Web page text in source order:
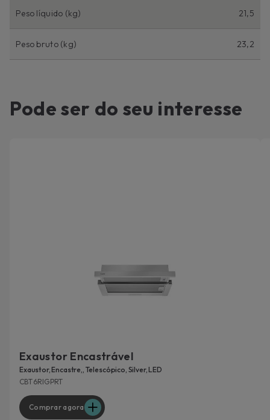
Peso líquido (kg) 21,5
Peso bruto (kg) 23,2
Pode ser do seu interesse
Exaustor Encastrável
Exaustor, Encastre,, Telescópico, Silver, LED
CBT6RIGPRT
Comprar agora